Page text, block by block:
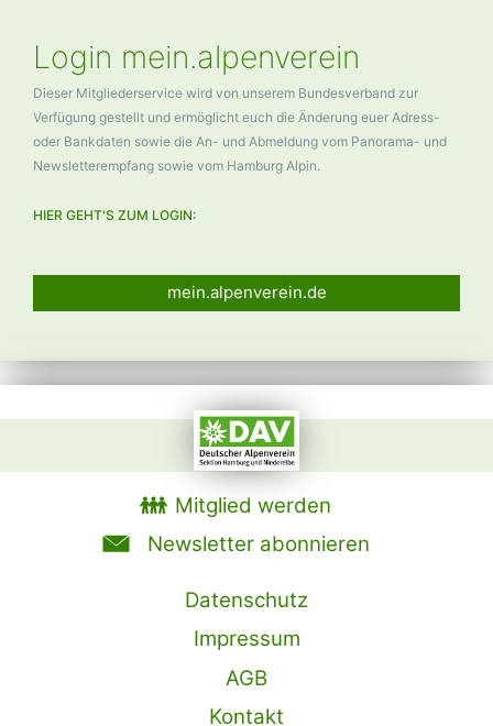
Login mein.alpenverein
Dieser Mitgliederservice wird von unserem Bundesverband zur
Verfügung gestellt und ermöglicht euch die Änderung euer Adress-
oder Bankdaten sowie die An- und Abmeldung vom Panorama- und
Newsletterempfang sowie vom Hamburg Alpin.
HIER GEHT'S ZUM LOGIN:
mein.alpenverein.de
Mitglied werden
Newsletter abonnieren
Datenschutz
Impressum
AGB
Kontakt